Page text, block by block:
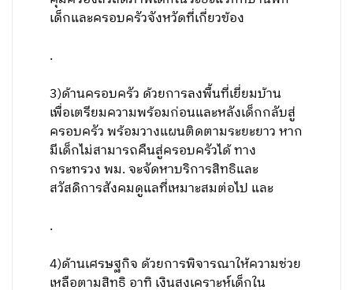
เด็กและครอบครัวจังหวัดที่เกี่ยวข้อง
.
3)ด้านครอบครัว ด้วยการลงพื้นที่เยี่ยมบ้าน
เพื่อเตรียมความพร้อมก่อนและหลังเด็กกลับสู่
ครอบครัว พร้อมวางแผนติดตามระยะยาว หาก
มีเด็กไม่สามารถคืนสู่ครอบครัวได้ ทาง
กระทรวง พม. จะจัดหาบริการสิทธิและ
สวัสดิการสังคมดูแลที่เหมาะสมต่อไป และ
.
4)ด้านเศรษฐกิจ ด้วยการพิจารณาให้ความช่วย
เหลือตามสิทธิ อาทิ เงินสงเคราะห์เด็กใน